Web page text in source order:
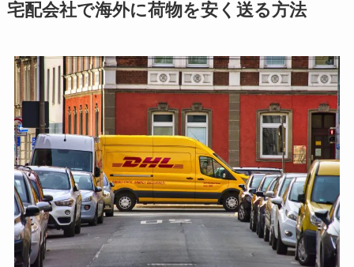
宅配会社で海外に荷物を安く送る方法